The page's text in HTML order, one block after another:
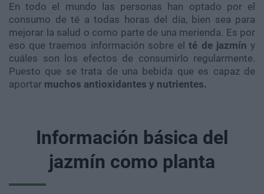
En todo el mundo las personas han optado por el
consumo de té a todas horas del día, bien sea para
mejorar la salud o como parte de una merienda. Es por
eso que traemos información sobre elté de jazmín y
cuáles son los efectos de consumirlo regularmente.
Puesto que se trata de una bebida que es capaz de
aportar muchos antioxidantes y nutrientes.
Información básica del
jazmín como planta